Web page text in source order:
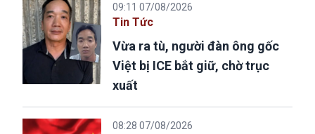
09:11 07/08/2026
Tin Tức
Vừa ra tù, người đàn ông gốc
Việt bị ICE bắt giữ, chờ trục
xuất
08:28 07/08/2026